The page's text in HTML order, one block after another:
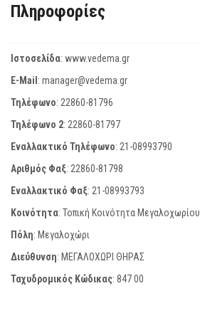
Πληροφορίες
Ιστοσελίδα: www.vedema.gr
E-Mail: manager@vedema.gr
Τηλέφωνο: 22860-81796
Τηλέφωνο 2: 22860-81797
Εναλλακτικό Τηλέφωνο: 21-08993790
Αριθμός Φαξ: 22860-81798
Εναλλακτικό Φαξ: 21-08993793
Κοινότητα: Τοπική Κοινότητα Μεγαλοχωρίου
Πόλη: Μεγαλοχώρι
Διεύθυνση: ΜΕΓΑΛΟΧΩΡΙ ΘΗΡΑΣ
Ταχυδρομικός Κώδικας: 847 00